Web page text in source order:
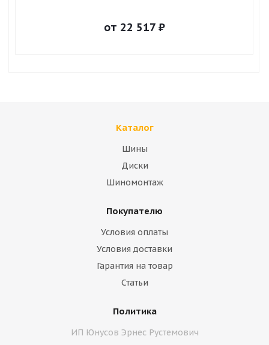
от 22 517₽
Каталог
Шины
Диски
Шиномонтаж
Покупателю
Условия оплаты
Условия доставки
Гарантия на товар
Статьи
Политика
ИП Юнусов Эрнес Рустемович